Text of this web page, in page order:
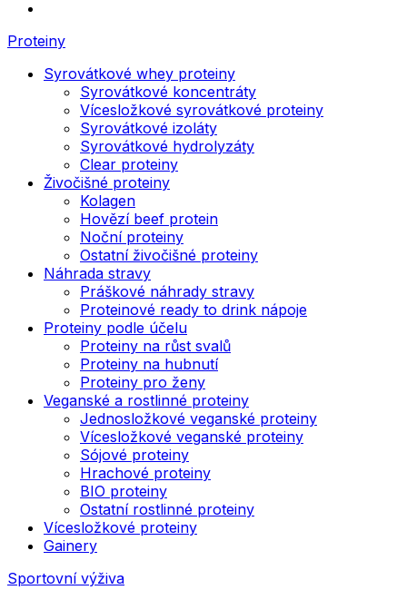
Proteiny
Syrovátkové whey proteiny
Syrovátkové koncentráty
Vícesložkové syrovátkové proteiny
Syrovátkové izoláty
Syrovátkové hydrolyzáty
Clear proteiny
Živočišné proteiny
Kolagen
Hovězí beef protein
Noční proteiny
Ostatní živočišné proteiny
Náhrada stravy
Práškové náhrady stravy
Proteinové ready to drink nápoje
Proteiny podle účelu
Proteiny na růst svalů
Proteiny na hubnutí
Proteiny pro ženy
Veganské a rostlinné proteiny
Jednosložkové veganské proteiny
Vícesložkové veganské proteiny
Sójové proteiny
Hrachové proteiny
BIO proteiny
Ostatní rostlinné proteiny
Vícesložkové proteiny
Gainery
Sportovní výživa